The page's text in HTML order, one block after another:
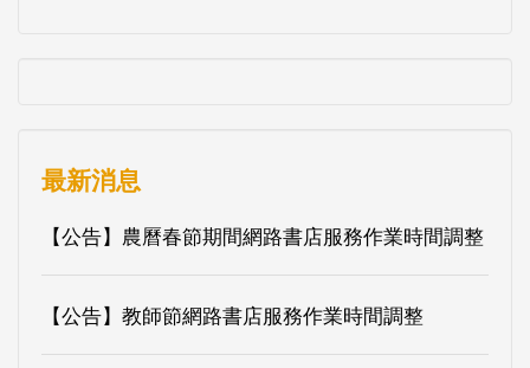
最新消息
【公告】農曆春節期間網路書店服務作業時間調整
【公告】教師節網路書店服務作業時間調整